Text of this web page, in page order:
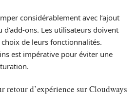
considérablement avec l’ajout
d’add-ons. Les utilisateurs doivent
de leurs fonctionnalités.
est impérative pour éviter une
retour d’expérience sur Cloudways